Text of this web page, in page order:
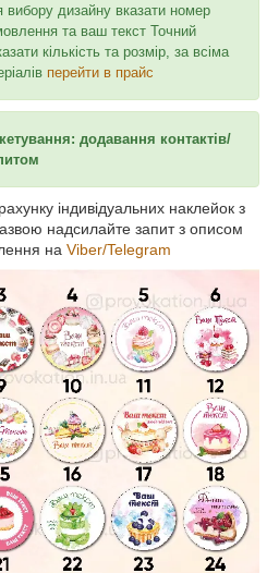
дизайну вказати номер
та ваш текст Точний
кількість та розмір, за всіма
перейти в прайс
додавання контактів/
індивідуальних наклейок з
надсилайте запит з описом
на Viber/Telegram